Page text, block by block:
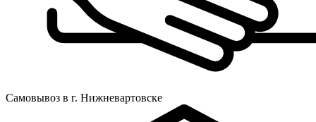
Самовывоз в г. Нижневартовске